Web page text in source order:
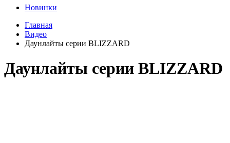
Новинки
Главная
Видео
Даунлайты серии BLIZZARD
Даунлайты серии BLIZZARD